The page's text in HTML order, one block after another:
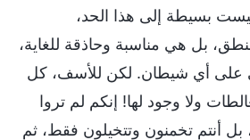
بسيطة إلى هذا الحد،
بل هي مناسبة وحاذقة للغاية،
على أي شيطان. لكن للأسف، كل
ولا وجود لها! إنكم لم تروا
بل أنتم تخمنون وتتخيلون فقط، ثم